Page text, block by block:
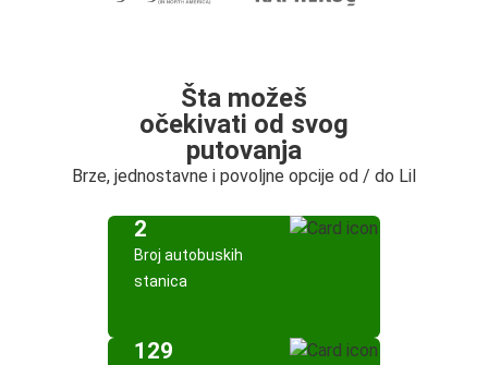
Šta možeš
očekivati od svog
putovanja
Brze, jednostavne i povoljne opcije od / do Lil
2
Broj autobuskih
stanica
129